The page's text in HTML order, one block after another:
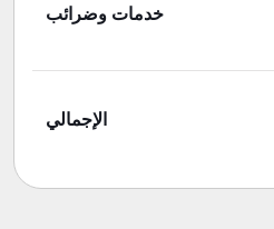
خدمات وضرائب
الإجمالي